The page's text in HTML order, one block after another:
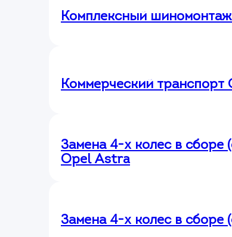
Комплексный
Коммерческий транспорт
Замена 4-х колес в сборе
Opel Astra
Замена 4-х колес в сборе